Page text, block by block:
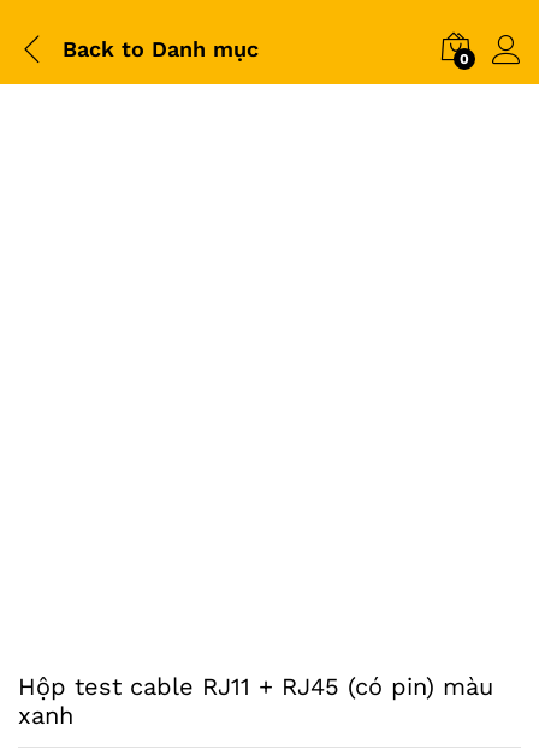
Back to Danh mục 0
Hộp test cable RJ11 + RJ45 (có pin) màu
xanh